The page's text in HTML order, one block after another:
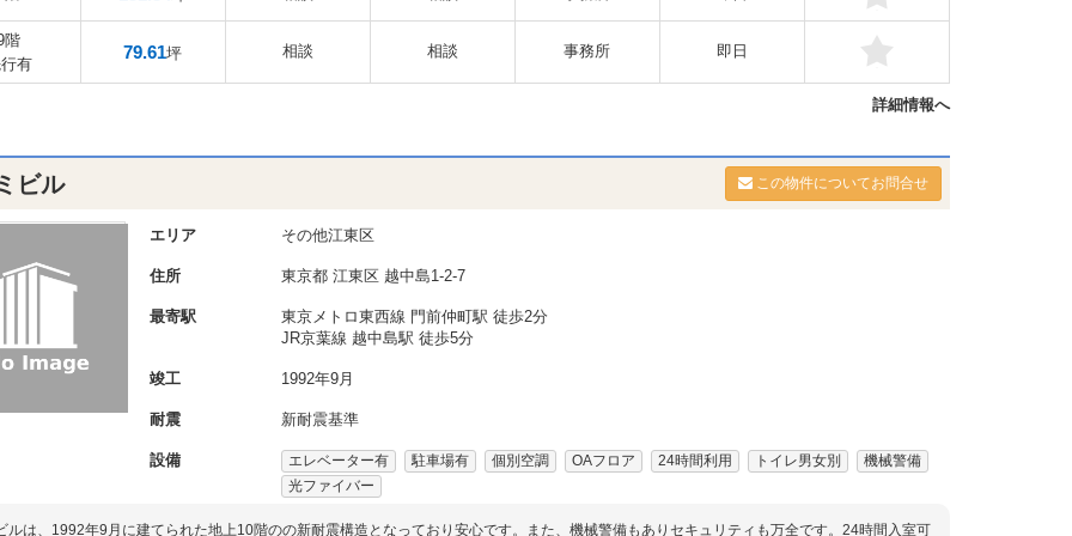
階
有
79.61坪 相談 相談 事務所 即日
詳細情報へ
ビル この物件についてお問合せ
エリア その他江東区
住所 東京都 江東区越中島1-2-7
最寄駅
東京メトロ東西線 門前仲町駅 徒歩2分
JR京葉線 越中島駅 徒歩5分
竣工 1992年9月
耐震 新耐震基準
設備 エレベーター有 駐車場有 個別空調 OAフロア 24時間利用 トイレ男女別
機械警備
光ファイバー
ルは、1992年9月に建てられた地上10階のの新耐震構造となっており安心です。また、機械警備もありセキュリティも万全です。24時間入室可